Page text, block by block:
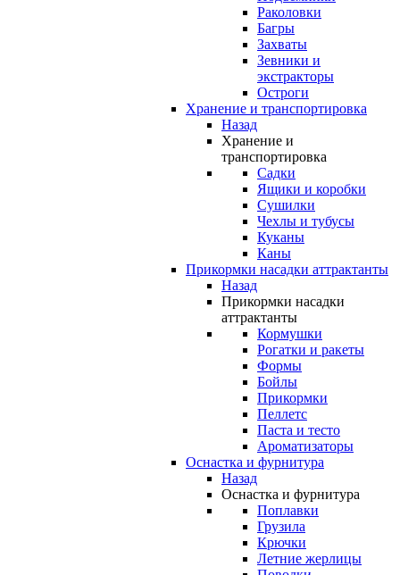
Раколовки
Багры
Захваты
Зевники и
экстракторы
Остроги
Хранение и транспортировка
Назад
Хранение и
транспортировка
Садки
Ящики и коробки
Сушилки
Чехлы и тубусы
Куканы
Каны
Прикормки насадки аттрактанты
Назад
Прикормки насадки
аттрактанты
Кормушки
Рогатки и ракеты
Формы
Бойлы
Прикормки
Пеллетс
Паста и тесто
Ароматизаторы
Оснастка и фурнитура
Назад
Оснастка и фурнитура
Поплавки
Грузила
Крючки
Летние жерлицы